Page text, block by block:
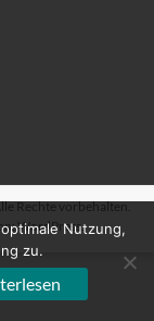
Rechte vorbehalten.
WordPress.
Nutzung,
zu.